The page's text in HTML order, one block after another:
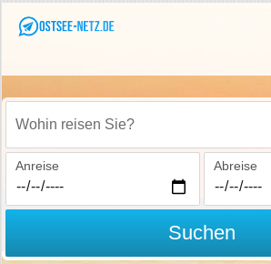
Wohin reisen Sie?
Anreise Abreise
Suchen